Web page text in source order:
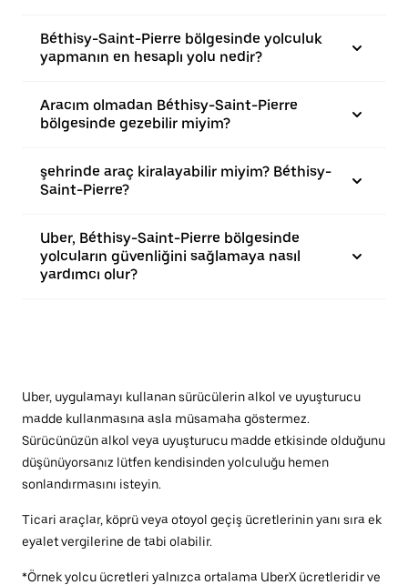
Béthisy-Saint-Pierre bölgesinde yolculuk
yapmanın en hesaplı yolu nedir?
Aracım olmadan Béthisy-Saint-Pierre
bölgesinde gezebilir miyim?
şehrinde araç kiralayabilir miyim? Béthisy-
Saint-Pierre?
Uber, Béthisy-Saint-Pierre bölgesinde
yolcuların güvenliğini sağlamaya nasıl
yardımcı olur?
Uber, uygulamayı kullanan sürücülerin alkol ve uyuşturucu
madde kullanmasına asla müsamaha göstermez.
Sürücünüzün alkol veya uyuşturucu madde etkisinde olduğunu
düşünüyorsanız lütfen kendisinden yolculuğu hemen
sonlandırmasını isteyin.
Ticari araçlar, köprü veya otoyol geçiş ücretlerinin yanı sıra ek
eyalet vergilerine de tabi olabilir.
*Örnek yolcu ücretleri yalnızca ortalama UberX ücretleridir ve